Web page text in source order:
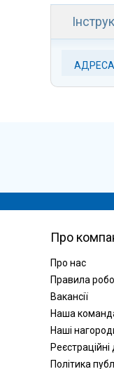
Про
Про нас
Правила
Вакансії
Наша
Наші
Політика